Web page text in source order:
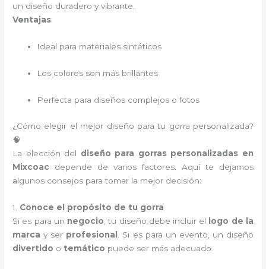
un diseño duradero y vibrante.
Ventajas:
Ideal para materiales sintéticos
Los colores son más brillantes
Perfecta para diseños complejos o fotos
¿Cómo elegir el mejor diseño para tu gorra personalizada?
🧠
La elección del diseño para gorras personalizadas en
Mixcoac depende de varios factores. Aquí te dejamos
algunos consejos para tomar la mejor decisión:
1. Conoce el propósito de tu gorra
Si es para un negocio, tu diseño debe incluir el
logo de la
marca y ser profesional . Si es para un evento, un diseño
divertido o temático puede ser más adecuado.